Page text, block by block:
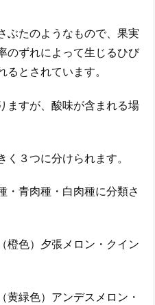
ぶたのようなもので、果実
のずれによって生じるひび
とされています。
ますが、酸味が含まれる場
３つに分けられます。
・青肉種・白肉種に分類さ
橙色）夕張メロン・クイン
黄緑色）アンデスメロン・